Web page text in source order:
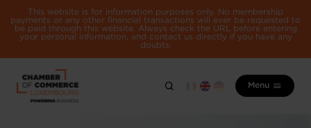
This website is for information purposes only. No membership
payments or any other financial transactions will ever be requested to
be paid through this website. Always check the URL before entering
your personal information, and contact us directly if you have any
doubts.
Menu